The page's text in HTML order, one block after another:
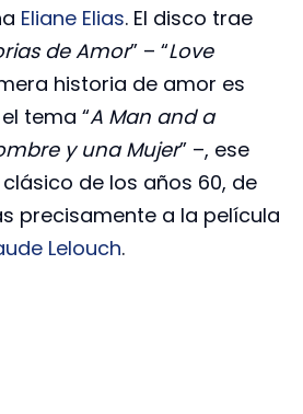
Eliane Elias. El disco trae
de Amor” – “Love
historia de amor es
tema “A Man and a
y una Mujer” –, ese
de los años 60, de
precisamente a la película
Lelouch.